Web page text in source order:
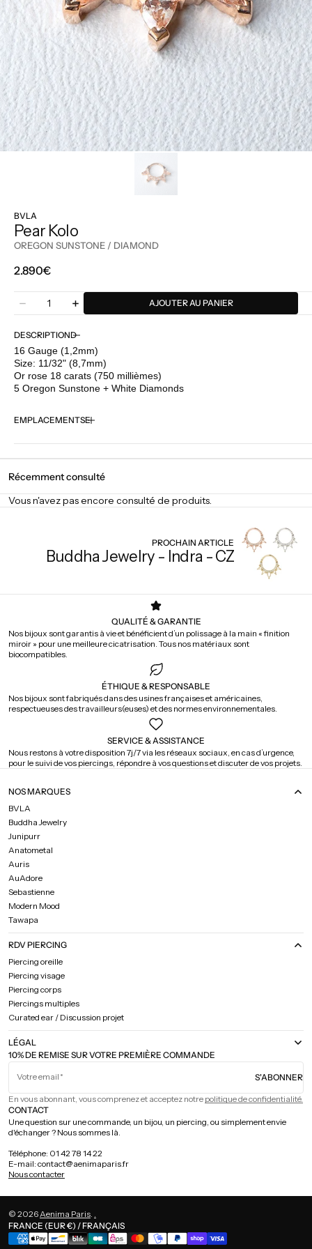
BVLA
Pear Kolo
OREGON SUNSTONE / DIAMOND
Prix
2.890€
Diminuer
quantité
pour
BVLA
-
Pear
Kolo
Oregon
/
Diamond
Quantité
Augmenter
quantité
pour
BVLA
-
Pear
Oregon
/
Diamond
AJOUTER AU PANIER
DESCRIPTION
16 Gauge (1,2mm)
Size: 11/32" (8,7mm)
Or rose 18 carats (750 millièmes)
5 Oregon Sunstone + White Diamonds
EMPLACEMENTS
Récemment consulté
Vous n'avez pas encore consulté de produits.
PROCHAIN ARTICLE
Buddha Jewelry - Indra - CZ
QUALITÉ & GARANTIE
Nos bijoux sont garantis à vie et bénéficient d’un polissage à la main « finition
miroir » pour une meilleure cicatrisation. Tous nos matériaux sont
biocompatibles.
ÉTHIQUE & RESPONSABLE
Nos bijoux sont fabriqués dans des usines françaises et américaines,
respectueuses des travailleurs(euses) et des normes environnementales.
SERVICE & ASSISTANCE
Nous restons à votre disposition 7j/7 via les réseaux sociaux, en cas d’urgence,
pour le suivi de vos piercings, répondre à vos questions et discuter de vos projets.
10% DE REMISE SUR VOTRE PREMIÈRE COMMANDE
Votre email S'ABONNER
En vous abonnant, vous comprenez et acceptez notre politique de confidentialité.
NOS MARQUES
BVLA
Buddha Jewelry
Junipurr
Anatometal
Auris
AuAdore
Sebastienne
Modern Mood
Tawapa
RDV PIERCING
Piercing oreille
Piercing visage
Piercing corps
Piercings multiples
Curated ear / Discussion projet
LÉGAL
CONTACT
Une question sur une commande, un bijou, un piercing, ou simplement envie
d'échanger ? Nous sommes là.
Téléphone: 01 42 78 14 22
E-mail: contact@aenimaparis.fr
Nous contacter
© 2026Aenima Paris. .
FRANCE (EUR €) / FRANÇAIS